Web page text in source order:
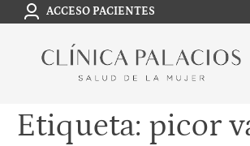
ACCESO PACIENTES
Etiqueta: picor